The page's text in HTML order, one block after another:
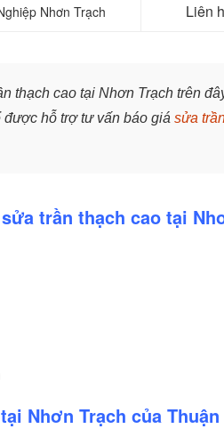
Nhơn Trạch Liên
thạch cao tại Nhơn Trạch trên
hỗ trợ tư vấn báo giá sửa
trần thạch cao tại
Nhơn Trạch của Thuận